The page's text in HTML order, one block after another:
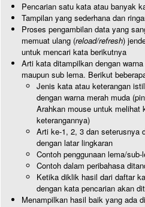
Pencarian satu kata atau banyak
Tampilan yang sederhana dan
Proses pengambilan data yang
memuat ulang (reload/refresh)
untuk mencari kata berikutnya
Arti kata ditampilkan dengan
maupun sub lema. Berikut
Jenis kata atau keterangan
dengan warna merah muda
Arahkan mouse untuk melihat
keterangannya)
Arti ke-1, 2, 3 dan seterusnya
dengan latar lingkaran
Contoh penggunaan lema/
Contoh dalam peribahasa
Ketika diklik hasil dari daftar
dengan kata pencarian akan
Menampilkan hasil baik yang ada